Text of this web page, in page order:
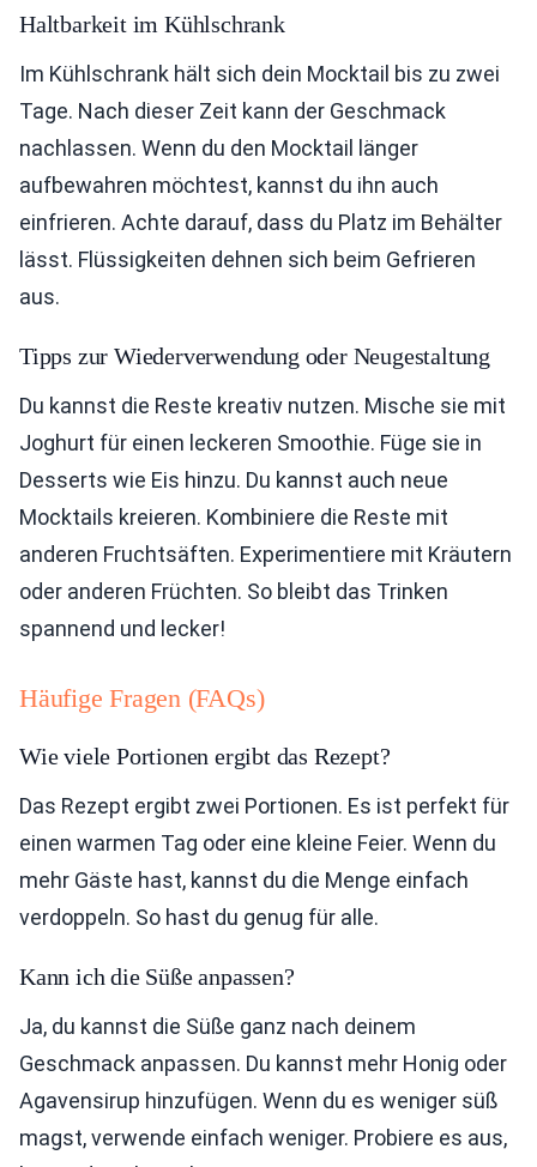
Haltbarkeit im Kühlschrank
Im Kühlschrank hält sich dein Mocktail bis zu zwei
Tage. Nach dieser Zeit kann der Geschmack
nachlassen. Wenn du den Mocktail länger
aufbewahren möchtest, kannst du ihn auch
einfrieren. Achte darauf, dass du Platz im Behälter
lässt. Flüssigkeiten dehnen sich beim Gefrieren
aus.
Tipps zur Wiederverwendung oder Neugestaltung
Du kannst die Reste kreativ nutzen. Mische sie mit
Joghurt für einen leckeren Smoothie. Füge sie in
Desserts wie Eis hinzu. Du kannst auch neue
Mocktails kreieren. Kombiniere die Reste mit
anderen Fruchtsäften. Experimentiere mit Kräutern
oder anderen Früchten. So bleibt das Trinken
spannend und lecker!
Häufige Fragen (FAQs)
Wie viele Portionen ergibt das Rezept?
Das Rezept ergibt zwei Portionen. Es ist perfekt für
einen warmen Tag oder eine kleine Feier. Wenn du
mehr Gäste hast, kannst du die Menge einfach
verdoppeln. So hast du genug für alle.
Kann ich die Süße anpassen?
Ja, du kannst die Süße ganz nach deinem
Geschmack anpassen. Du kannst mehr Honig oder
Agavensirup hinzufügen. Wenn du es weniger süß
magst, verwende einfach weniger. Probiere es aus,